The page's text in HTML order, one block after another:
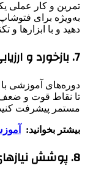
تمرین و کار عملی
به‌ویژه برای
دهید و با ابزارها و
7. بازخورد و ارزیابی پیشرفت
دوره‌های آموزشی
تا نقاط قوت و ضعف
مستمر پیشرفت
بیشتر بخوانید:
8. پوشش نیازهای خاص شما